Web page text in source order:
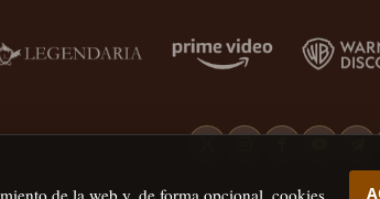
de la web y, de forma opcional, cookies